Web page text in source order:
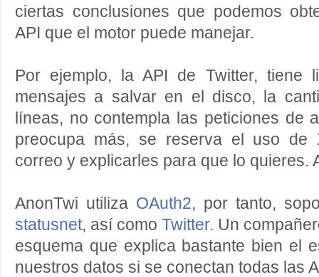
ciertas conclusiones que podemos
API que el motor puede manejar.
Por ejemplo, la API de Twitter, tiene
mensajes a salvar en el disco, la
líneas, no contempla las peticiones de
preocupa más, se reserva el uso de
correo y explicarles para que lo quieres.
AnonTwi utiliza OAuth2, por tanto,
statusnet, así como Twitter. Un
esquema que explica bastante bien el
nuestros datos si se conectan todas las